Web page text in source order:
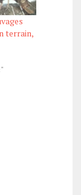
terrain,